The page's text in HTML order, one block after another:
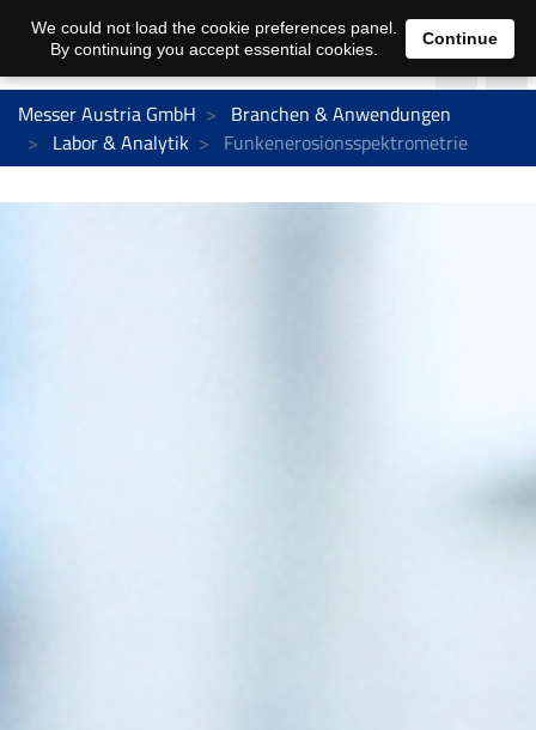
Messer Austria GmbH
Branchen & Anwendungen
Labor & Analytik
Funkenerosionsspektrometrie
We could not load the cookie preferences panel.
By continuing you accept essential cookies.
Continue